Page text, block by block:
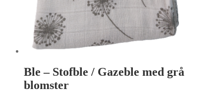
Ble – Stofble / Gazeble med grå
blomster